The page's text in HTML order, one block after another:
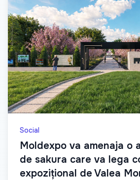
Social
Moldexpo va amenaja o
de sakura care va lega
expozițional de Valea